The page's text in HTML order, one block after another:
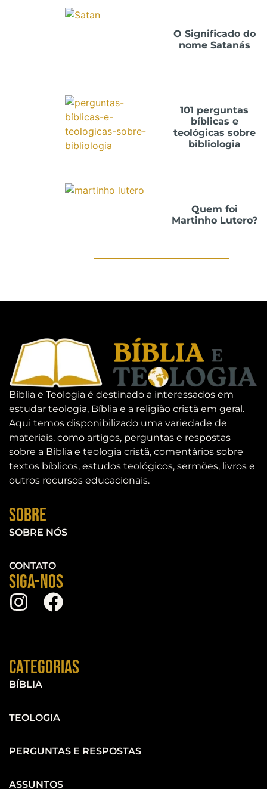
O Significado do
nome Satanás
101 perguntas
bíblicas e
teológicas sobre
bibliologia
Quem foi
Martinho Lutero?
Bíblia e Teologia é destinado a interessados em
estudar teologia, Bíblia e a religião cristã em geral.
Aqui temos disponibilizado uma variedade de
materiais, como artigos, perguntas e respostas
sobre a Bíblia e teologia cristã, comentários sobre
textos bíblicos, estudos teológicos, sermões, livros e
outros recursos educacionais.
Sobre
SOBRE NÓS
CONTATO
Siga-nos
Categorias
BÍBLIA
TEOLOGIA
PERGUNTAS E RESPOSTAS
ASSUNTOS